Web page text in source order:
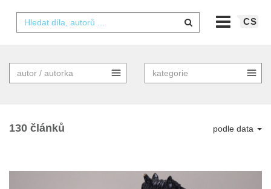
CS
130 článků podle data